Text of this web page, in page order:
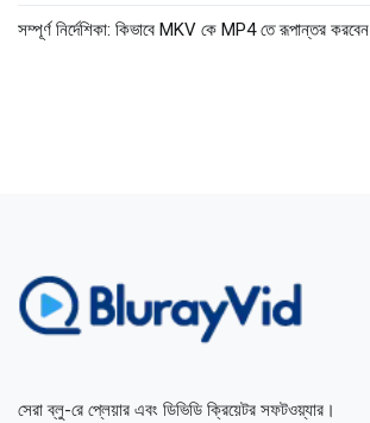
সম্পূর্ণ নির্দেশিকা: কিভাবে MKV কে MP4 তে রূপান্তর করবেন
সেরা ব্লু-রে প্লেয়ার এবং ডিভিডি ক্রিয়েটর সফটওয়্যার।